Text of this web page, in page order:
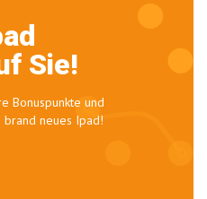
Sie!
Bonuspunkte und
neues Ipad!